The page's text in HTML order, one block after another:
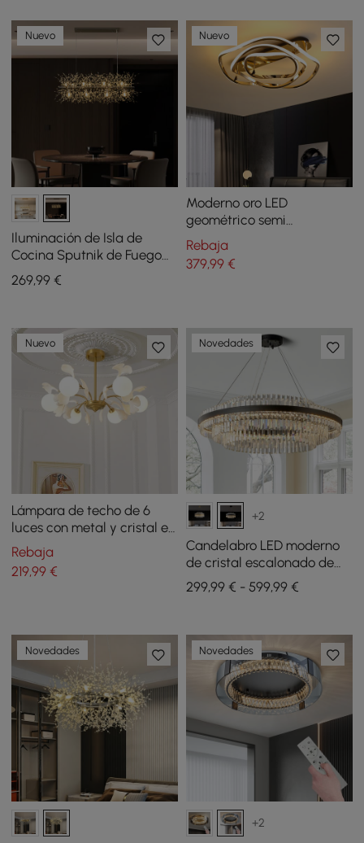
Nuevo
Iluminación de Isla de
Cocina Sputnik de Fuego
Artificial de Cristal de 12
Luces de Estilo Moderno de
269,99 €
Nuevo
Moderno oro LED
geométrico semi
empotrado luz ondulada
diseño metal
Rebaja
379,99€
Nuevo
Lámpara de techo de 6
luces con metal y cristal en
oro y blanco
Rebaja
219,99 €
Novedades
+2
Candelabro LED moderno
de cristal escalonado de
Fixedo en luz negra
299,99 € - 599,99 €
Novedades Novedades
+2